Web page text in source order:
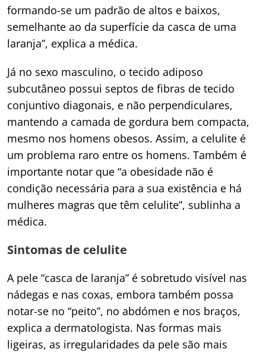
formando-se um padrão de altos e baixos,
semelhante ao da superfície da casca de uma
laranja”, explica a médica.
Já no sexo masculino, o tecido adiposo
subcutâneo possui septos de fibras de tecido
conjuntivo diagonais, e não perpendiculares,
mantendo a camada de gordura bem compacta,
mesmo nos homens obesos. Assim, a celulite é
um problema raro entre os homens. Também é
importante notar que “a obesidade não é
condição necessária para a sua existência e há
mulheres magras que têm celulite”, sublinha a
médica.
Sintomas de celulite
A pele “casca de laranja” é sobretudo visível nas
nádegas e nas coxas, embora também possa
notar-se no “peito”, no abdómen e nos braços,
explica a dermatologista. Nas formas mais
ligeiras, as irregularidades da pele são mais